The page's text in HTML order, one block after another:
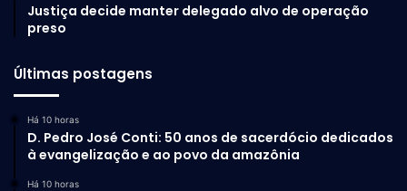
Justiça decide manter delegado alvo de operação
preso
Últimas postagens
Há 10 horas
D. Pedro José Conti: 50 anos de sacerdócio dedicados
à evangelização e ao povo da amazônia
Há 10 horas